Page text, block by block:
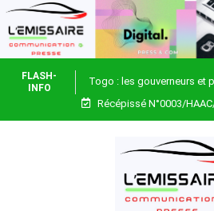
FLASH-
INFO
Togo : les gouverneurs et
Récépissé N°0003/